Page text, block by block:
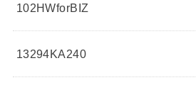
102HWforBIZ
13294KA240